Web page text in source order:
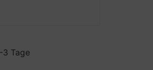
3 Tage